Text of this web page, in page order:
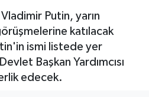
Putin, yarın
katılacak
ismi listede yer
Başkan Yardımcısı
edecek.